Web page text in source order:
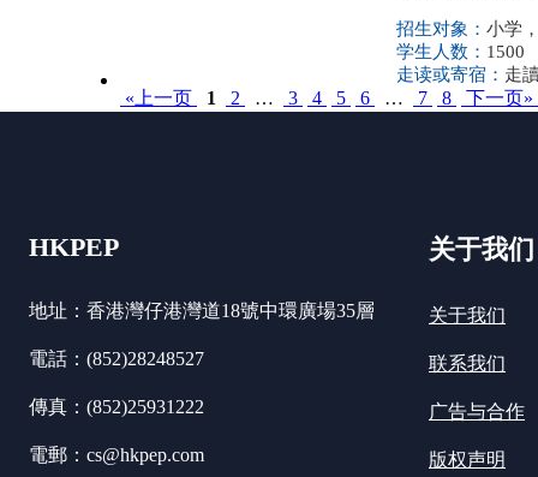
招生对象： 小学
学生人数： 1500
走读或寄宿： 走
«上一页 1 2 … 3 4 5 6 … 7 8 下一页»
HKPEP
地址：香港灣仔港灣道18號中環廣場35層
電話：(852)28248527
傳真：(852)25931222
電郵：cs@hkpep.com
关于我们
关于我们
联系我们
广告与合作
版权声明